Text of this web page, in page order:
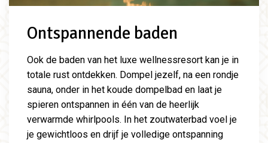
Ontspannende baden
Ook de baden van het luxe wellnessresort kan je in
totale rust ontdekken. Dompel jezelf, na een rondje
sauna, onder in het koude dompelbad en laat je
spieren ontspannen in één van de heerlijk
verwarmde whirlpools. In het zoutwaterbad voel je
je gewichtloos en drijf je volledige ontspanning